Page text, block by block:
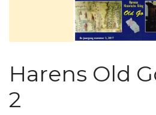
Harens Old
2